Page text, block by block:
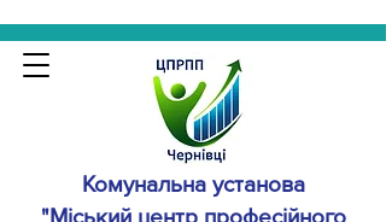
Комунальна установа
"Міський центр професійного